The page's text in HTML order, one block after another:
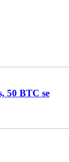
50 BTC se